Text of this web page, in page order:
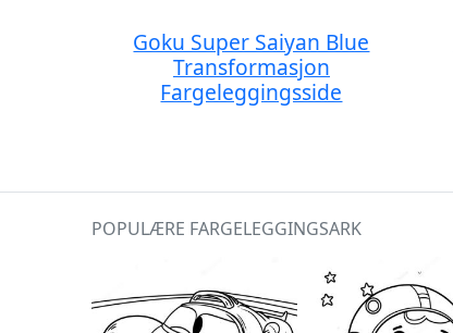
Goku Super Saiyan Blue
Transformasjon
Fargeleggingsside
POPULÆRE FARGELEGGINGSARK